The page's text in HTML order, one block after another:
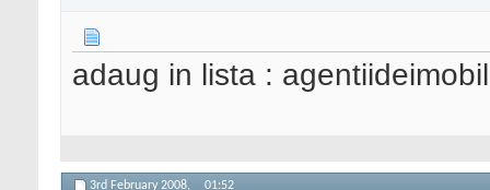
adaug in lista :
3rd February 2008, 01:52